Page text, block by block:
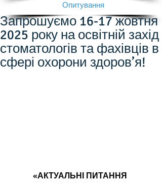
Опитування
Запрошуємо 16-17 жовтня
2025 року на освітній захід
стоматологів та фахівців в
сфері охорони здоров’я!
«АКТУАЛЬНІ ПИТАННЯ